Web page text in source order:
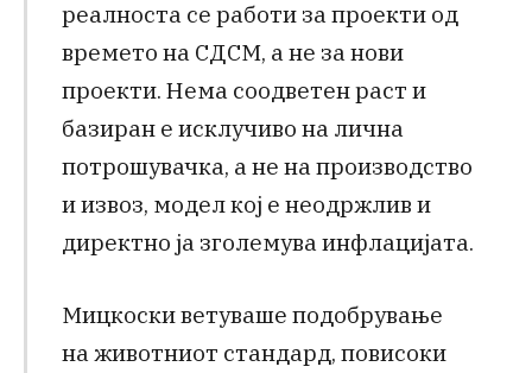
реалноста се работи за проекти од
времето на СДСМ, а не за нови
проекти. Нема соодветен раст и
базиран е исклучиво на лична
потрошувачка, а не на производство
и извоз, модел кој е неодржлив и
директно ја зголемува инфлацијата.
Мицкоски ветуваше подобрување
на животниот стандард, повисоки